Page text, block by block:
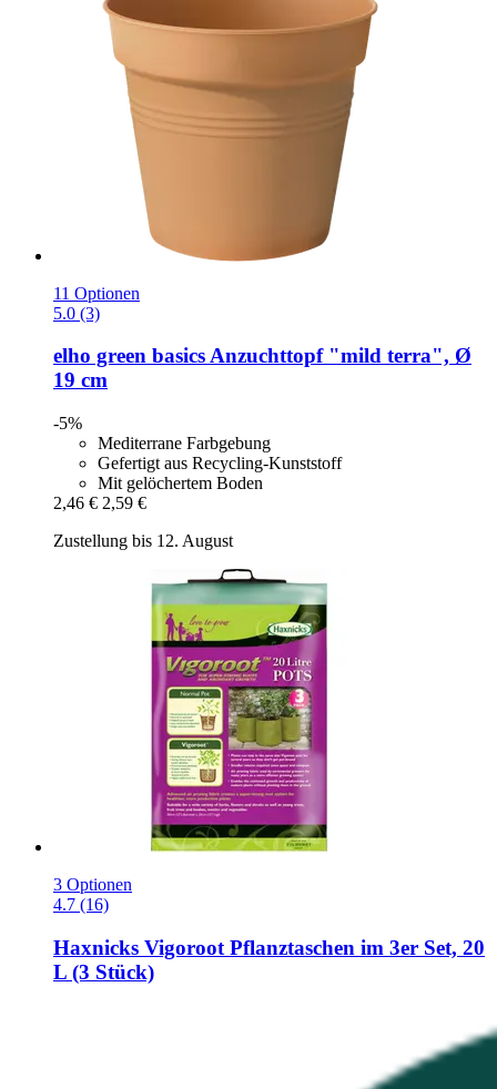
11 Optionen
5.0 (3)
elho green basics Anzuchttopf "mild terra", Ø
19 cm
-5%
Mediterrane Farbgebung
Gefertigt aus Recycling-Kunststoff
Mit gelöchertem Boden
2,46 € 2,59 €
Zustellung bis 12. August
3 Optionen
4.7 (16)
Haxnicks Vigoroot Pflanztaschen im 3er Set, 20
L (3 Stück)